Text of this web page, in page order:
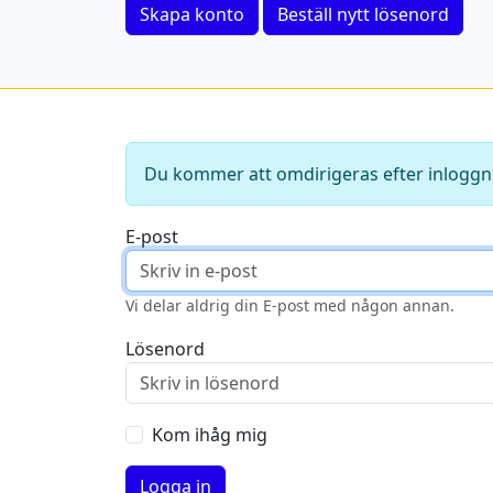
Skapa konto Beställ nytt lösenord
Du kommer att omdirigeras efter
E-post
Vi delar aldrig din E-post med någon annan.
Lösenord
Kom ihåg mig